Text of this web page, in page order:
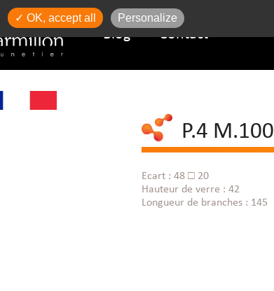
Blog Contact
P.4 M.100
Ecart : 48 □ 20
Hauteur de verre : 42
Longueur de branches : 145
✓ OK, accept all Personalize